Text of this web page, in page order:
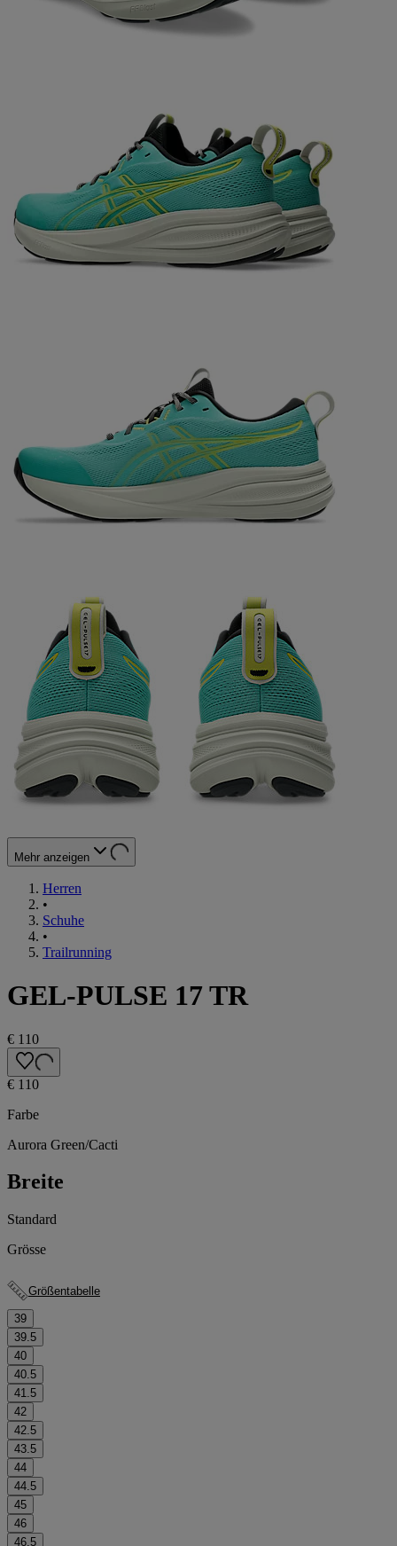
Mehr anzeigen
Herren
•
Schuhe
•
Trailrunning
GEL-PULSE 17 TR
€ 110
€ 110
Farbe
Aurora Green/Cacti
Breite
Standard
Grösse
Größentabelle
39
39.5
40
40.5
41.5
42
42.5
43.5
44
44.5
45
46
46.5